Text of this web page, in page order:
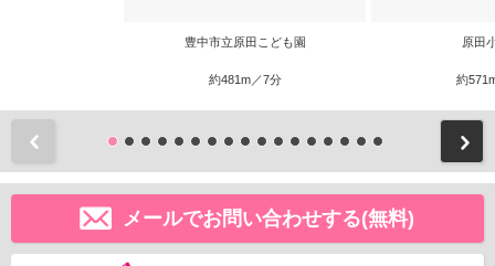
豊中市立原田こども園
約481m／7分
原田
約
メールでお問い合わせする(無料)